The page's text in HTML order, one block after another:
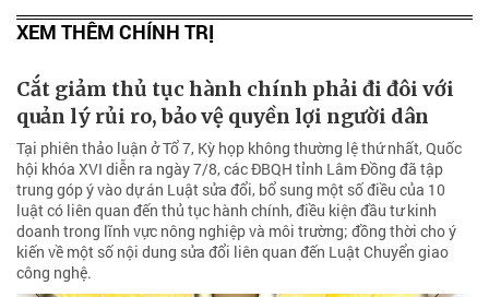
XEM THÊM CHÍNH TRỊ
Cắt giảm thủ tục hành chính phải đi đôi với
quản lý rủi ro, bảo vệ quyền lợi người dân
Tại phiên thảo luận ở Tổ 7, Kỳ họp không thường lệ thứ nhất, Quốc
hội khóa XVI diễn ra ngày 7/8, các ĐBQH tỉnh Lâm Đồng đã tập
trung góp ý vào dự án Luật sửa đổi, bổ sung một số điều của 10
luật có liên quan đến thủ tục hành chính, điều kiện đầu tư kinh
doanh trong lĩnh vực nông nghiệp và môi trường; đồng thời cho ý
kiến về một số nội dung sửa đổi liên quan đến Luật Chuyển giao
công nghệ.